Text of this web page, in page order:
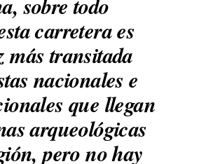
carretera es
más transitada
nacionales e
que llegan
arqueológicas
pero no hay